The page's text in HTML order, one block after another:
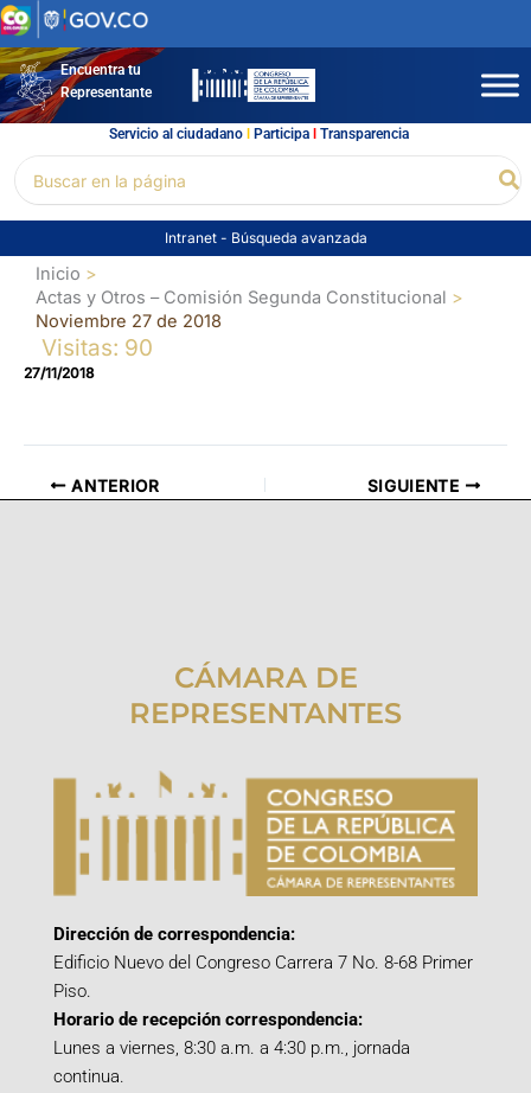
Ir
al
contenidoEncuentra tu
Representante
Servicio al ciudadano l Participal Transparencia
por:
Intranet - Búsqueda avanzada
Inicio
Actas y Otros – Comisión Segunda Constitucional
Noviembre 27 de 2018
Visitas: 90
27/11/2018
ANTERIOR SIGUIENTE
CÁMARA DE
REPRESENTANTES
Dirección de correspondencia:
Edificio Nuevo del Congreso Carrera 7 No. 8-68 Primer
Piso.
Horario de recepción correspondencia:
Lunes a viernes, 8:30 a.m. a 4:30 p.m., jornada
continua.